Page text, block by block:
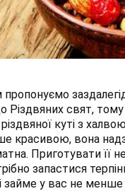
Різдвяних свят, тому
куті з
красивою, вона
Приготувати її
запастися
займе у вас не менше